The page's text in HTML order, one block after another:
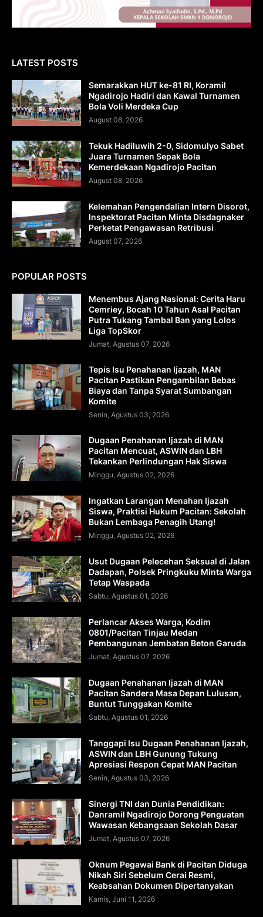
LATEST POSTS
Semarakkan HUT ke-81 RI, Koramil
Ngadirojo Hadiri dan Kawal Turnamen
Bola Voli Merdeka Cup
August 08, 2026
Tekuk Hadiluwih 2-0, Sidomulyo Sabet
Juara Turnamen Sepak Bola
Kemerdekaan Ngadirojo Pacitan
August 08, 2026
Kelemahan Pengendalian Intern Disorot,
Inspektorat Pacitan Minta Disdagnaker
Perketat Pengawasan Retribusi
August 07, 2026
POPULAR POSTS
Menembus Ajang Nasional: Cerita Haru
Cemriey, Bocah 10 Tahun Asal Pacitan
Putra Tukang Tambal Ban yang Lolos
Liga TopSkor
Jumat, Agustus 07, 2026
Tepis Isu Penahanan Ijazah, MAN
Pacitan Pastikan Pengambilan Bebas
Biaya dan Tanpa Syarat Sumbangan
Komite
Senin, Agustus 03, 2026
Dugaan Penahanan Ijazah di MAN
Pacitan Mencuat, ASWIN dan LBH
Tekankan Perlindungan Hak Siswa
Minggu, Agustus 02, 2026
Ingatkan Larangan Menahan Ijazah
Siswa, Praktisi Hukum Pacitan: Sekolah
Bukan Lembaga Penagih Utang!
Minggu, Agustus 02, 2026
Usut Dugaan Pelecehan Seksual di Jalan
Dadapan, Polsek Pringkuku Minta Warga
Tetap Waspada
Sabtu, Agustus 01, 2026
Perlancar Akses Warga, Kodim
0801/Pacitan Tinjau Medan
Pembangunan Jembatan Beton Garuda
Jumat, Agustus 07, 2026
Dugaan Penahanan Ijazah di MAN
Pacitan Sandera Masa Depan Lulusan,
Buntut Tunggakan Komite
Sabtu, Agustus 01, 2026
Tanggapi Isu Dugaan Penahanan Ijazah,
ASWIN dan LBH Gunung Tukung
Apresiasi Respon Cepat MAN Pacitan
Senin, Agustus 03, 2026
Sinergi TNI dan Dunia Pendidikan:
Danramil Ngadirojo Dorong Penguatan
Wawasan Kebangsaan Sekolah Dasar
Jumat, Agustus 07, 2026
Oknum Pegawai Bank di Pacitan Diduga
Nikah Siri Sebelum Cerai Resmi,
Keabsahan Dokumen Dipertanyakan
Kamis, Juni 11, 2026